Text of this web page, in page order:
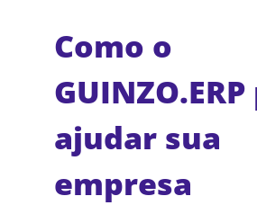
Como o
ajudar sua
empresa